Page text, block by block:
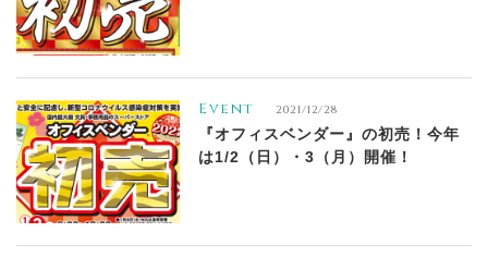
Event 2021/12/28
『オフィスベンダー』の初売！今年
は1/2（日）・3（月）開催！